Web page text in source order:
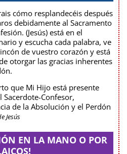
cómo resplandecéis después
debidamente al Sacramento
(Jesús) está en el
y escucha cada palabra, ve
de vuestro corazón y está
otorgar las gracias inherentes
que Mi Hijo está presente
Confesor,
de la Absolución y el Perdón
Jesús
EN LA MANO O POR